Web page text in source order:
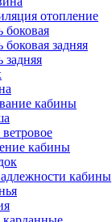
отопление
боковая
боковая задняя
задняя
кабины
кабины
кабины